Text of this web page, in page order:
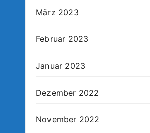
März 2023
Februar 2023
Januar 2023
Dezember 2022
November 2022